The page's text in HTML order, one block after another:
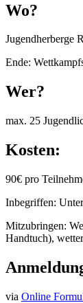
Wo?
Jugendherberge
Ende:
Wer?
max. 25
Kosten:
90€ pro
Inbegriffen:
Mitzubringen:
Handtuch),
via Online